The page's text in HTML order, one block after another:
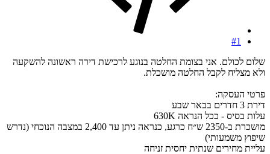
#1
שלום לכולם. אני בצומת החלטה בנוגע לרכישת דירה ראשונה להשקעה
ולא מצליח לקבל החלטה מושכלת.
פרטי העסקה:
דירת 3 חדרים בבאר שבע
עלות בסיס - ככל הנראה 630K
מושכרת ב-2350 ש״ח כרגע, כנראה ניתן עד 2,400 במצבה הנוכחי (נדרש
שיפוץ משמעותי)
עליית מחירים שנתית יחסית זניחה